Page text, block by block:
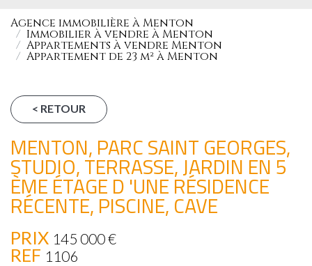
Agence immobilière à Menton
Immobilier à vendre à Menton
Appartements à vendre Menton
Appartement de 23 m² à Menton
< RETOUR
MENTON, PARC SAINT GEORGES,
STUDIO, TERRASSE, JARDIN EN 5
ÈME ÉTAGE D 'UNE RÉSIDENCE
RÉCENTE, PISCINE, CAVE
PRIX 145 000€
REF 1106